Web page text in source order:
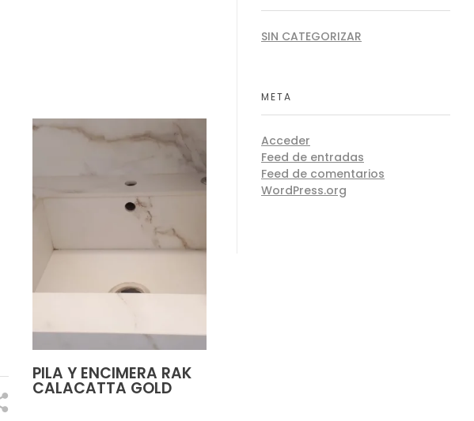
PILA Y ENCIMERA RAK
CALACATTA GOLD
SIN CATEGORIZAR
META
Acceder
Feed de entradas
Feed de comentarios
WordPress.org